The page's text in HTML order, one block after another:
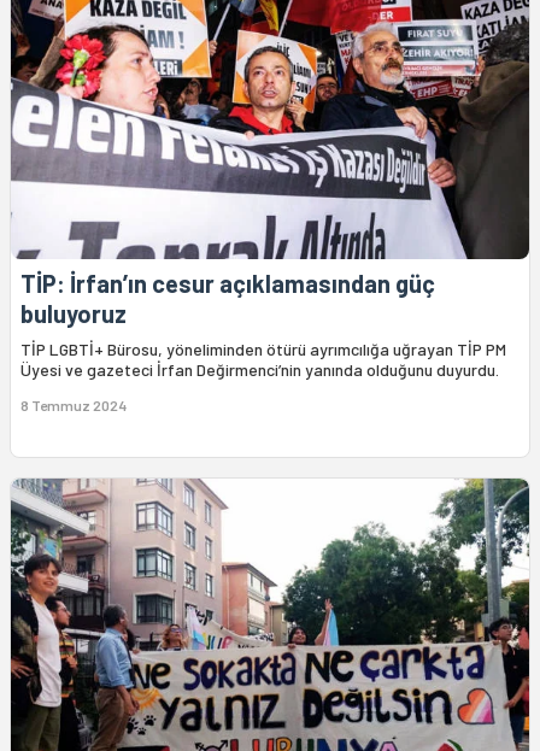
TİP: İrfan’ın cesur açıklamasından güç
buluyoruz
TİP LGBTİ+ Bürosu, yöneliminden ötürü ayrımcılığa uğrayan TİP PM
Üyesi ve gazeteci İrfan Değirmenci’nin yanında olduğunu duyurdu.
8 Temmuz 2024